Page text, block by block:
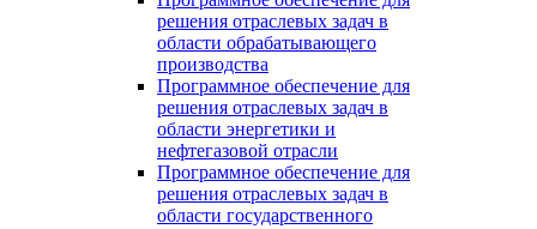
решения отраслевых задач в
области обрабатывающего
производства
Программное обеспечение для
решения отраслевых задач в
области энергетики и
нефтегазовой отрасли
Программное обеспечение для
решения отраслевых задач в
области государственного